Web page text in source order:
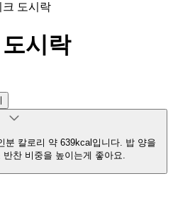
도시락
시락
분 칼로리 약 639kcal입니다. 밥 양을
찬 비중을 높이는게 좋아요.